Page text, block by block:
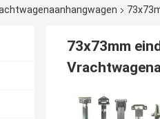
73x73mm